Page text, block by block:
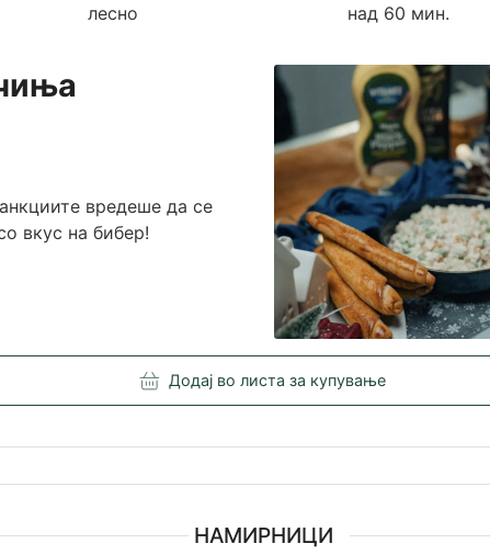
лесно
над 60 мин.
вредеше да се
вкус на бибер!
Додај во листа за купување
НАМИРНИЦИ